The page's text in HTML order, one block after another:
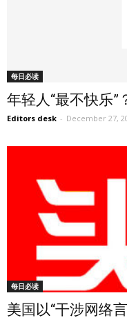
每日必读
年轻人“最不快乐”
Editors desk - December 27,
每日必读
美国以“干涉网络